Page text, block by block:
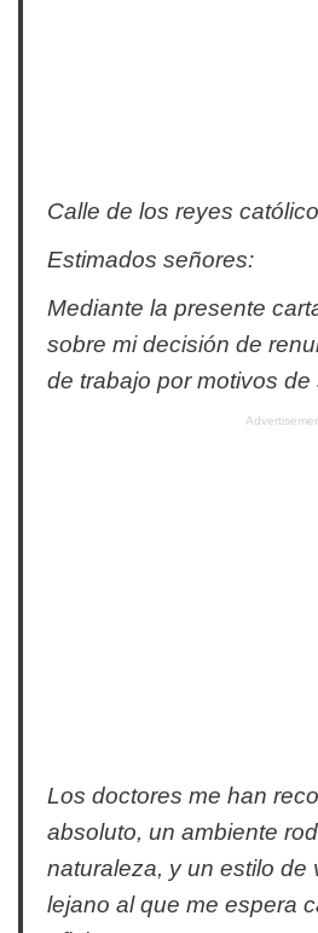
Calle de los reyes
Estimados señores:
Mediante la presente
sobre mi decisión de
de trabajo por motivos de
Los doctores me han
absoluto, un ambiente
naturaleza, y un estilo de
lejano al que me espera